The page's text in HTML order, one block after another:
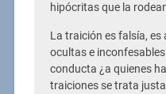
hipócritas que la
La traición es falsía, es
ocultas e
conducta ¿a quienes
traiciones se trata